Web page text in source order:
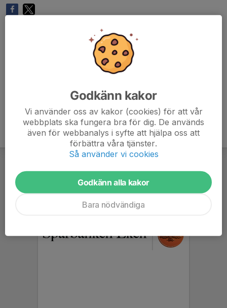
Godkänn kakor
Vi använder oss av kakor (cookies) för att vår
webbplats ska fungera bra för dig. De används
även för webbanalys i syfte att hjälpa oss att
förbättra våra tjänster.
Så använder vi cookies
Godkänn alla kakor
Bara nödvändiga